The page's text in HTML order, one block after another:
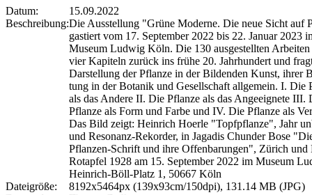
Datum:
15.09.2022
Beschreibung:Die Ausstellung "Grüne Moderne. Die neue Sicht auf
gastiert vom 17. September 2022 bis 22. Januar 2023
Museum Ludwig Köln. Die 130 ausgestellten
vi­er Kapiteln zurück ins frühe 20. Jahrhun­dert und
Darstel­lung der Pflanze in der Bil­den­den Kunst, ihr­er
tung in der Bo­tanik und Ge­sellschaft all­ge­mein. I. Die
als das An­dere II. Die Pflanze als das Angeeignete III.
Pflanze als Form und Farbe und IV. Die Pflanze als
Das Bild zeigt: Heinrich Hoerle "Topfpflanze", Jahr
und Resonanz-Rekorder, in Jagadis Chunder Bose
Pflanzen-Schrift und ihre Offenbarungen", Zürich und
Rotapfel 1928 am 15. September 2022 im Museum
Heinrich-Böll-Platz 1, 50667 Köln
Dateigröße:
8192x5464px (139x93cm/150dpi), 131.14 MB (JPG)